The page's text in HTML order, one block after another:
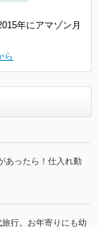
年にアマゾン月
ら
あったら！仕入れ動
行。お年寄りにも幼